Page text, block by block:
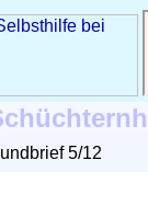
5/12